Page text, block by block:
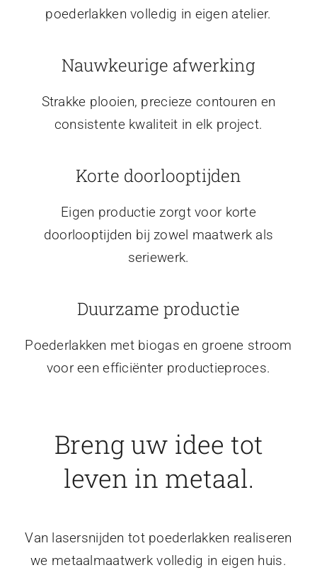
poederlakken volledig in eigen atelier.
Nauwkeurige afwerking
Strakke plooien, precieze contouren en
consistente kwaliteit in elk project.
Korte doorlooptijden
Eigen productie zorgt voor korte
doorlooptijden bij zowel maatwerk als
seriewerk.
Duurzame productie
Poederlakken met biogas en groene stroom
voor een efficiënter productieproces.
Breng uw idee tot
leven in metaal.
Van lasersnijden tot poederlakken realiseren
we metaalmaatwerk volledig in eigen huis.